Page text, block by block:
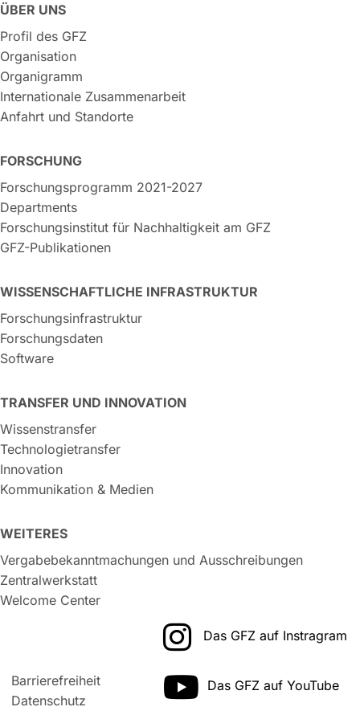
ÜBER UNS
Profil des GFZ
Organisation
Organigramm
Internationale Zusammenarbeit
Anfahrt und Standorte
FORSCHUNG
Forschungsprogramm 2021-2027
Departments
Forschungsinstitut für Nachhaltigkeit am GFZ
GFZ-Publikationen
WISSENSCHAFTLICHE INFRASTRUKTUR
Forschungsinfrastruktur
Forschungsdaten
Software
TRANSFER UND INNOVATION
Wissenstransfer
Technologietransfer
Innovation
Kommunikation & Medien
WEITERES
Vergabebekanntmachungen und Ausschreibungen
Zentralwerkstatt
Welcome Center
Barrierefreiheit
Datenschutz
Das GFZ auf Instragram
Das GFZ auf YouTube